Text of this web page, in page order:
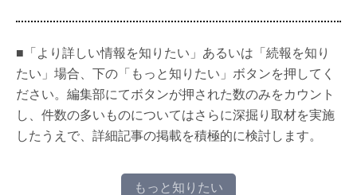
■「より詳しい情報を知りたい」あるいは「続報を知り
たい」場合、下の「もっと知りたい」ボタンを押してく
ださい。編集部にてボタンが押された数のみをカウント
し、件数の多いものについてはさらに深掘り取材を実施
したうえで、詳細記事の掲載を積極的に検討します。
もっと知りたい